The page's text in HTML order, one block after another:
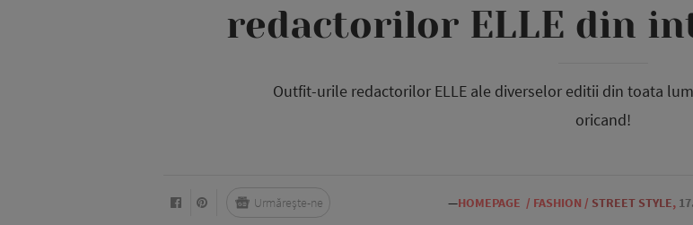
redactorilor ELLE din
Outfit-urile redactorilor ELLE ale diverselor editii din toata
oricand!
—HOMEPAGE / FASHION / STREET STYLE,
Urmărește-ne